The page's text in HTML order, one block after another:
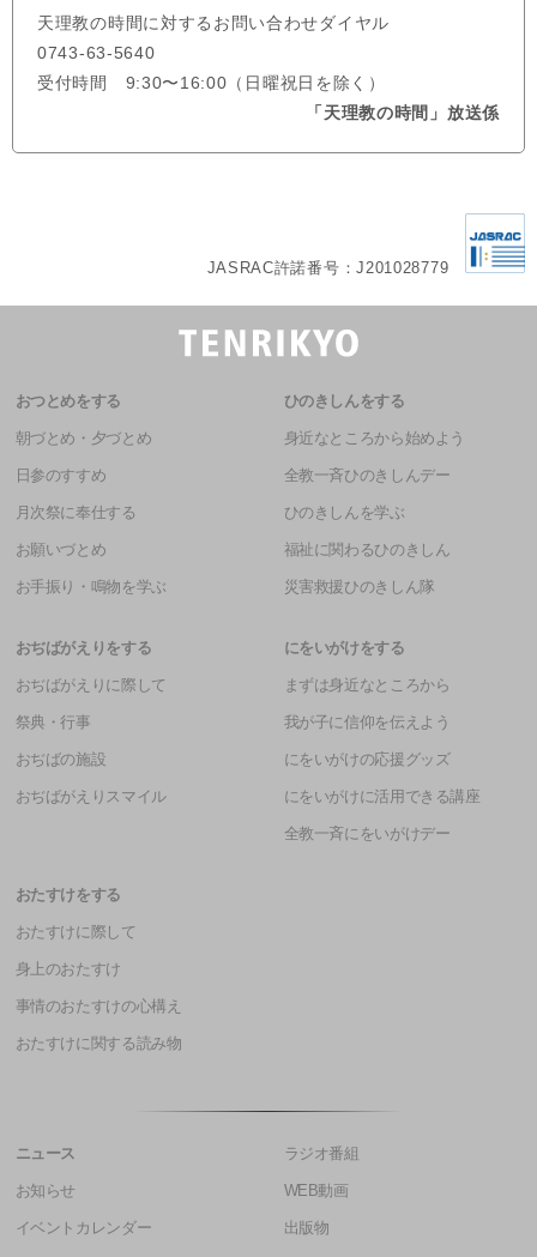
天理教の時間に対するお問い合わせダイヤル
0743-63-5640
受付時間 9:30〜16:00（日曜祝日を除く）
「天理教の時間」放送係
JASRAC許諾番号：J201028779
おつとめをする
朝づとめ・夕づとめ
日参のすすめ
月次祭に奉仕する
お願いづとめ
お手振り・鳴物を学ぶ
ひのきしんをする
身近なところから始めよう
全教一斉ひのきしんデー
ひのきしんを学ぶ
福祉に関わるひのきしん
災害救援ひのきしん隊
おぢばがえりをする
おぢばがえりに際して
祭典・行事
おぢばの施設
おぢばがえりスマイル
にをいがけをする
まずは身近なところから
我が子に信仰を伝えよう
にをいがけの応援グッズ
にをいがけに活用できる講座
全教一斉にをいがけデー
おたすけをする
おたすけに際して
身上のおたすけ
事情のおたすけの心構え
おたすけに関する読み物
ニュース
お知らせ
イベントカレンダー
ラジオ番組
WEB動画
出版物